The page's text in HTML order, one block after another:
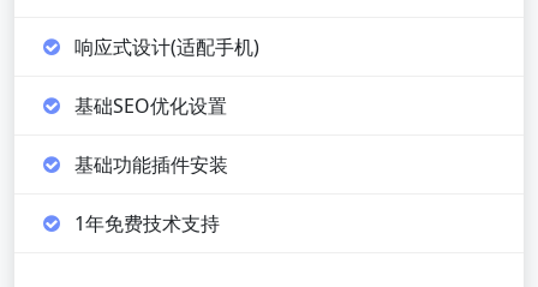
响应式设计(适配手机)
基础SEO优化设置
基础功能插件安装
1年免费技术支持